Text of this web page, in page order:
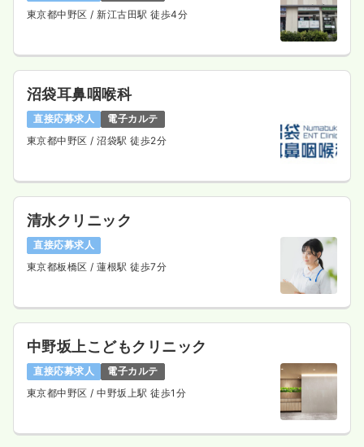
時給1,600円以上可
詳細を見る
訪問看護正看護師
一時募集休止
給与 27.6万円/月 賞与88.8万円
※経験6年の例
時間
8:30～17:00
日祝休み
年間休日125日
オンコールあり
担当業務未経験可
月給28万円以上可
日勤のみ（パート） 一時募集休止
給与 時給1,800円〜
日祝休み
オンコールあり 担当業務未経験可
ブランク可
東京都中野区 / 新江古田駅 徒歩4分
沼袋耳鼻咽喉科
直接応募求人
電子カルテ
東京都中野区 / 沼袋駅 徒歩2分
清水クリニック
直接応募求人
東京都板橋区 / 蓮根駅 徒歩7分
中野坂上こどもクリニック
直接応募求人
電子カルテ
東京都中野区 / 中野坂上駅 徒歩1分